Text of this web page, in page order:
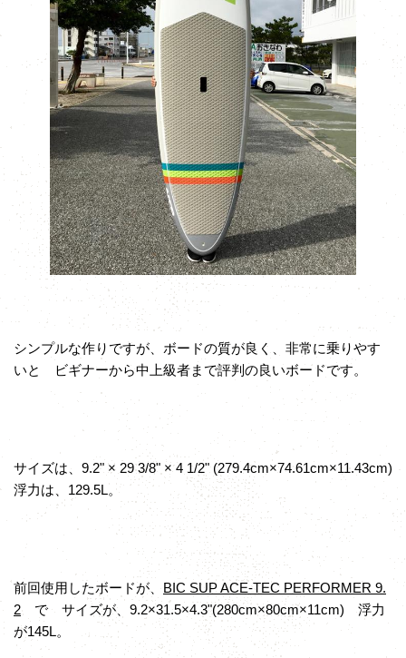
シンプルな作りですが、ボードの質が良く、非常に乗りやす
いと ビギナーから中上級者まで評判の良いボードです。
サイズは、9.2" × 29 3/8" × 4 1/2" (279.4cm×74.61cm×11.43cm)
浮力は、129.5L。
前回使用したボードが、BIC SUP ACE-TEC PERFORMER 9.
2で サイズが、9.2×31.5×4.3"(280cm×80cm×11cm) 浮力
が145L。